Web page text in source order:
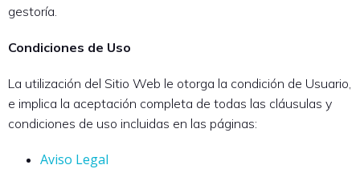
gestoría.
Condiciones de Uso
La utilización del Sitio Web le otorga la condición de Usuario,
e implica la aceptación completa de todas las cláusulas y
condiciones de uso incluidas en las páginas:
Aviso Legal